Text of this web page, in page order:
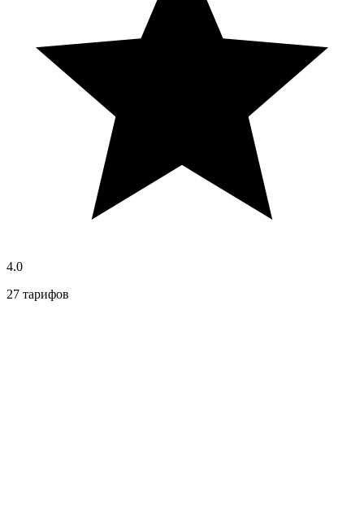
4.0
27 тарифов